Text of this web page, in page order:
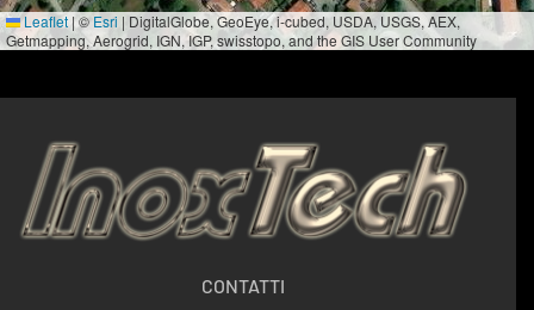
Leaflet |© Esri | DigitalGlobe, GeoEye, i-cubed, USDA, USGS, AEX,
Getmapping, Aerogrid, IGN, IGP, swisstopo, and the GIS User Community
CONTATTI